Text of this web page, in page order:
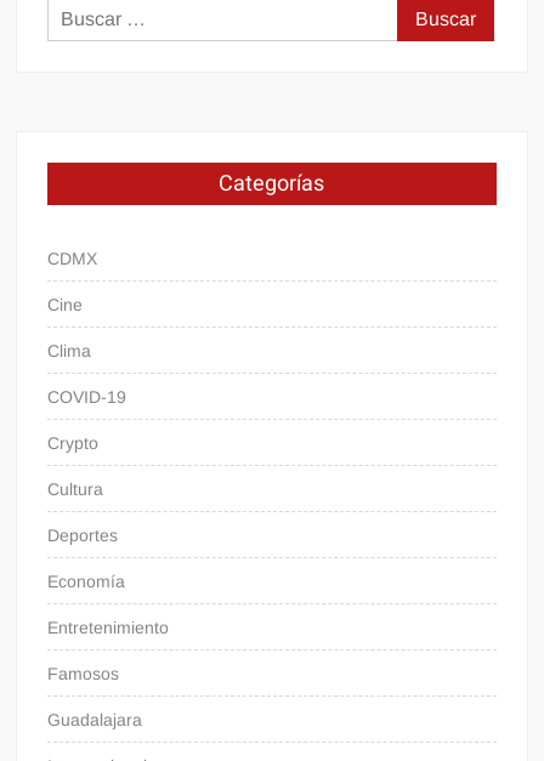
Buscar:
Categorías
CDMX
Cine
Clima
COVID-19
Crypto
Cultura
Deportes
Economía
Entretenimiento
Famosos
Guadalajara